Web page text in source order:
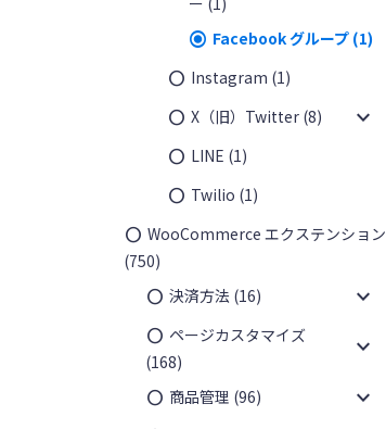
Facebook グループ (1)
Instagram (1)
X（旧）Twitter (8) expand_more
LINE (1)
Twilio (1)
WooCommerce エクステンション
(750)
決済方法 (16) expand_more
ページカスタマイズ
(168)
expand_more
商品管理 (96) expand_more